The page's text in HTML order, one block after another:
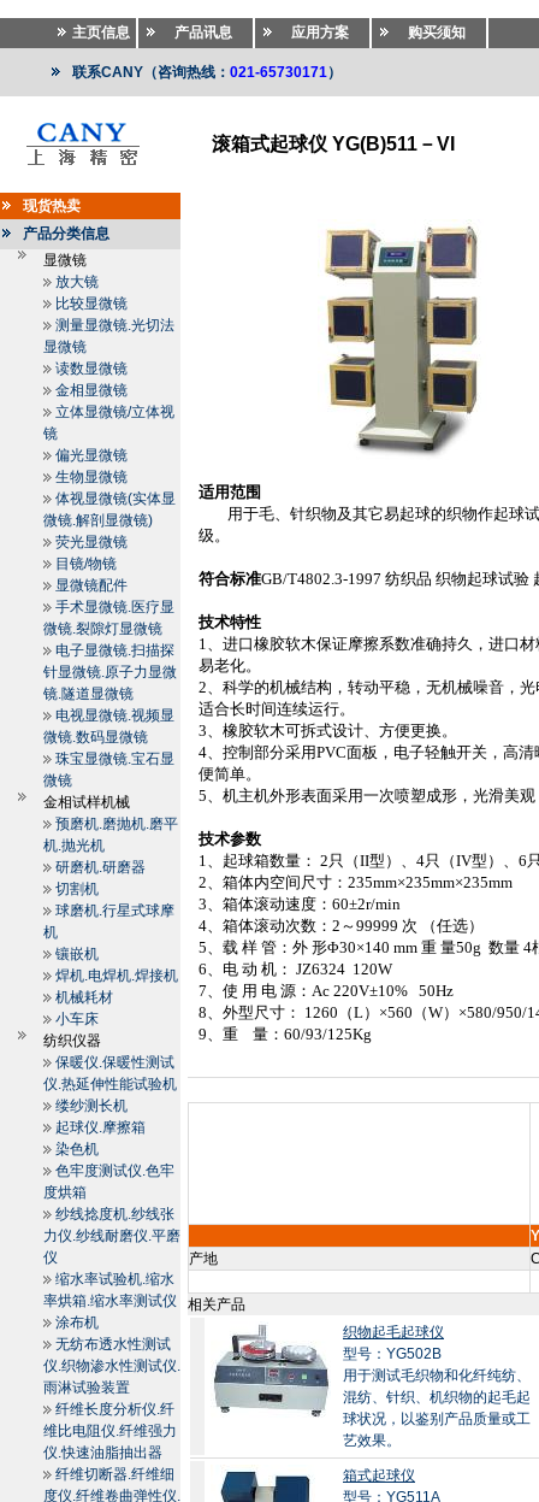
主页信息 产品讯息 应用方案 购买须知
联系CANY（咨询热线： 021-65730171）
滚箱式起球仪 YG(B)511－VI
现货热卖
产品分类信息
显微镜
放大镜
比较显微镜
测量显微镜.光切法
显微镜
读数显微镜
金相显微镜
立体显微镜/立体视
镜
偏光显微镜
生物显微镜
体视显微镜(实体显
微镜.解剖显微镜)
荧光显微镜
目镜/物镜
显微镜配件
手术显微镜.医疗显
微镜.裂隙灯显微镜
电子显微镜.扫描探
针显微镜.原子力显微
镜.隧道显微镜
电视显微镜.视频显
微镜.数码显微镜
珠宝显微镜.宝石显
微镜
金相试样机械
预磨机.磨抛机.磨平
机.抛光机
研磨机.研磨器
切割机
球磨机.行星式球摩
机
镶嵌机
焊机.电焊机.焊接机
机械耗材
小车床
纺织仪器
保暖仪.保暖性测试
仪.热延伸性能试验机
缕纱测长机
起球仪.摩擦箱
染色机
色牢度测试仪.色牢
度烘箱
纱线捻度机.纱线张
力仪.纱线耐磨仪.平磨
仪
缩水率试验机.缩水
率烘箱.缩水率测试仪
涂布机
无纺布透水性测试
仪.织物渗水性测试仪.
雨淋试验装置
纤维长度分析仪.纤
维比电阻仪.纤维强力
仪.快速油脂抽出器
纤维切断器.纤维细
度仪.纤维卷曲弹性仪.
适用范围
用于毛、针织物及其它易起球的织物作起球
级。
符合标准GB/T4802.3-1997纺织品 织物起球试验
技术特性
1、进口橡胶软木保证摩擦系数准确持久，进口
易老化。
2、科学的机械结构，转动平稳，无机械噪音，
适合长时间连续运行。
3、橡胶软木可拆式设计、方便更换。
4、控制部分采用PVC面板，电子轻触开关，高
便简单。
5、机主机外形表面采用一次喷塑成形，光滑美
技术参数
1、起球箱数量： 2只（II型）、4只（IV型）、6
2、箱体内空间尺寸：235mm×235mm×235mm
3、箱体滚动速度：60±2r/min
4、箱体滚动次数：2 ～99999次 （任选）
5、载 样 管：外 形Φ30×140 mm 重 量50g 数量 4
6、电 动 机： JZ6324 120W
7、使 用 电 源：Ac 220V±10%
50Hz
8、外型尺寸： 1260 （L） ×560 （W） ×580/950/
9、重 量：60/93/125Kg
产地
相关产品
织物起毛起球仪
型号：YG502B
用于测试毛织物和化纤纯纺、
混纺、针织、机织物的起毛起
球状况，以鉴别产品质量或工
艺效果。
箱式起球仪
型号：YG511A